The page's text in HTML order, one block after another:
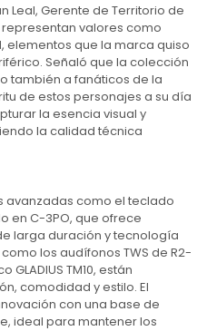
Leal, Gerente de Territorio de
representan valores como
elementos que la marca quiso
Señaló que la colección
también a fanáticos de la
de estos personajes a su día
la esencia visual y
la calidad técnica
avanzadas como el teclado
en C-3PO, que ofrece
larga duración y tecnología
los audífonos TWS de R2-
TM10, están
comodidad y estilo. El
con una base de
ideal para mantener los